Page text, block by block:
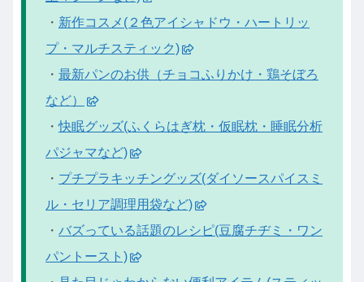
・ 新作コスメ(２色アイシャドウ・ハートリッ
プ・マルチスティック)
・ 最新パンのお供（チョコふりかけ・鶏そぼろ
など）
・快眠グッズ(ふくらはぎ枕・仮眠枕・睡眠分析
パジャマなど)
・ プチプラキッチングッズ(ダイソースパイスミ
ル・セリア調理用袋など)
・ バズっている話題のレシピ(豆腐チヂミ・ワン
パントースト)